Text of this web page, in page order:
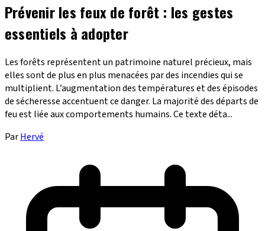
Prévenir les feux de forêt : les gestes
essentiels à adopter
Les forêts représentent un patrimoine naturel précieux, mais
elles sont de plus en plus menacées par des incendies qui se
multiplient. L’augmentation des températures et des épisodes
de sécheresse accentuent ce danger. La majorité des départs de
feu est liée aux comportements humains. Ce texte déta...
ParHervé